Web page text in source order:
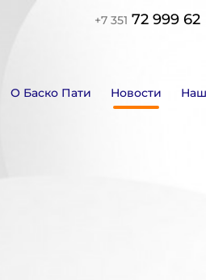
+7 351 72 999 62
О Баско Пати Новости